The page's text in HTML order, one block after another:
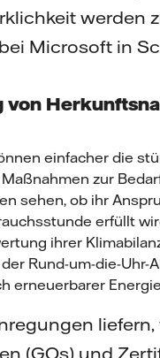
werden
Microsoft in
von
einfacher die
zur
sehen, ob ihr
erfüllt
ihrer
Rund-um-die-
erneuerbarer
(GOs) und